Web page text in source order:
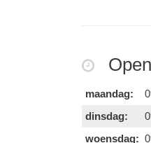
maandag:
dinsdag:
woensdag: